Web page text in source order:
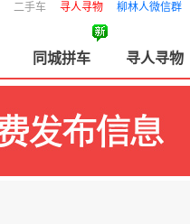
二手车 寻人寻物 柳林人微信群
同城拼车 寻人寻物